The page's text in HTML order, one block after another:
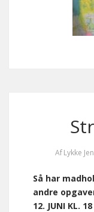
Af Lykke
Så har
andre
12. JUNI KL.